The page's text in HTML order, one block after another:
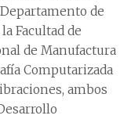
de
Facultad de
de Manufactura
Computarizada
ambos